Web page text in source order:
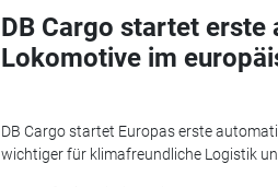
DB Cargo startet
Lokomotive im
DB Cargo startet Europas erste
wichtiger für klimafreundliche Logistik